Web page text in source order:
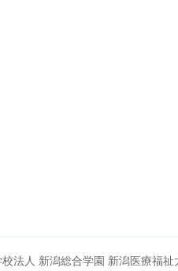
校法人 新潟総合学園 新潟医療福祉